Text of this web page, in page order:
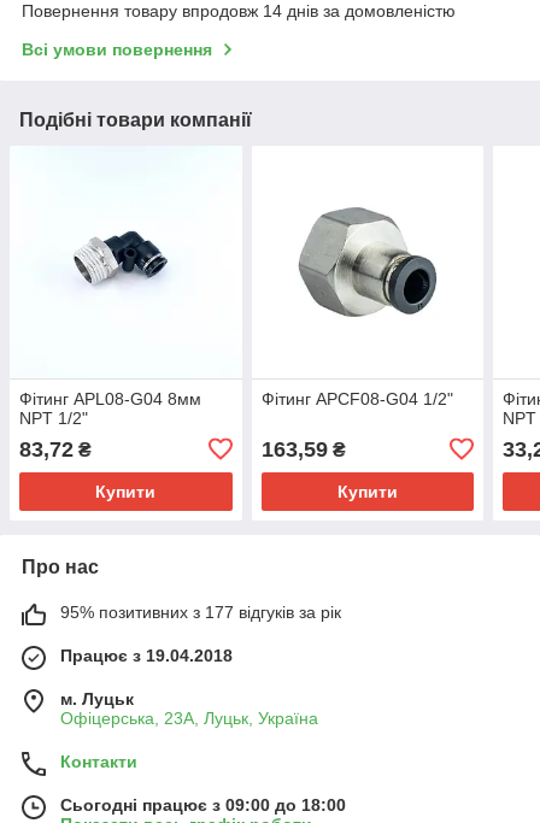
Повернення товару впродовж 14 днів за домовленістю
Всі умови повернення
Подібні товари компанії
Фітинг APL08-G04 8мм
NPT 1/2"
83,72 ₴
Купити
Фітинг APCF08-G04 1/2"
163,59₴
Купити
Про нас
95% позитивних з 177 відгуків за рік
Працює з 19.04.2018
м. Луцьк
Офіцерська, 23А, Луцьк, Україна
Контакти
Сьогодні працює з 09:00 до 18:00